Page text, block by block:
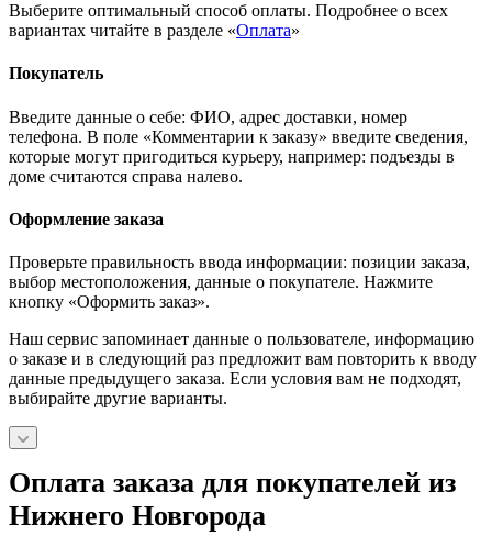
Выберите оптимальный способ оплаты. Подробнее о всех
вариантах читайте в разделе «Оплата»
Покупатель
Введите данные о себе: ФИО, адрес доставки, номер
телефона. В поле «Комментарии к заказу» введите сведения,
которые могут пригодиться курьеру, например: подъезды в
доме считаются справа налево.
Оформление заказа
Проверьте правильность ввода информации: позиции заказа,
выбор местоположения, данные о покупателе. Нажмите
кнопку «Оформить заказ».
Наш сервис запоминает данные о пользователе, информацию
о заказе и в следующий раз предложит вам повторить к вводу
данные предыдущего заказа. Если условия вам не подходят,
выбирайте другие варианты.
Оплата заказа для покупателей из
Нижнего Новгорода